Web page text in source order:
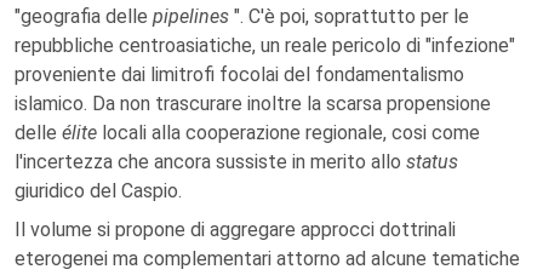
"geografia delle pipelines ". C'è poi, soprattutto per le
repubbliche centroasiatiche, un reale pericolo di "infezione"
proveniente dai limitrofi focolai del fondamentalismo
islamico. Da non trascurare inoltre la scarsa propensione
delle élite locali alla cooperazione regionale, cosi come
l'incertezza che ancora sussiste in merito allo status
giuridico del Caspio.
Il volume si propone di aggregare approcci dottrinali
eterogenei ma complementari attorno ad alcune tematiche